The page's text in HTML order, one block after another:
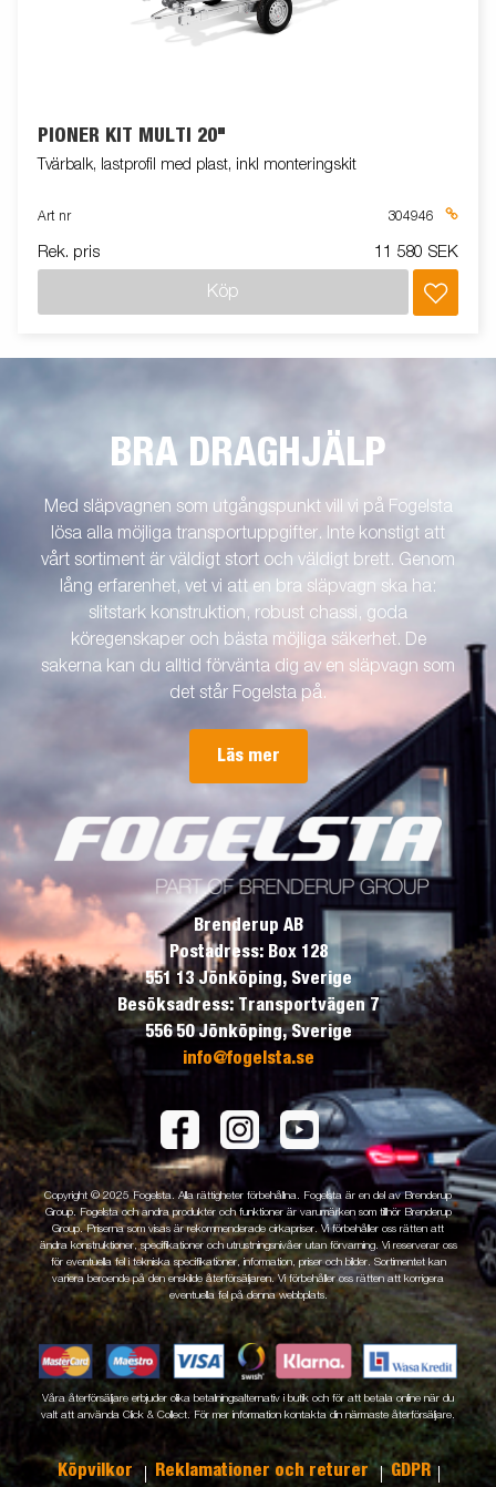
PIONER KIT MULTI 20"
Tvärbalk, lastprofil med plast, inkl monteringskit
Art nr 304946
Rek. pris 11 580 SEK
Köp
BRA DRAGHJÄLP
Med släpvagnen som utgångspunkt vill vi på Fogelsta
lösa alla möjliga transportuppgifter. Inte konstigt att
vårt sortiment är väldigt stort och väldigt brett. Genom
lång erfarenhet, vet vi att en bra släpvagn ska ha:
slitstark konstruktion, robust chassi, goda
köregenskaper och bästa möjliga säkerhet. De
sakerna kan du alltid förvänta dig av en släpvagn som
det står Fogelsta på.
Läs mer
Brenderup AB
Postadress: Box 128
551 13 Jönköping, Sverige
Besöksadress: Transportvägen 7
556 50 Jönköping, Sverige
info@fogelsta.se
Copyright © 2025 Fogelsta. Alla rättigheter förbehållna. Fogelsta är en del av Brenderup
Group. Fogelsta och andra produkter och funktioner är varumärken som tillhör Brenderup
Group. Priserna som visas är rekommenderade cirkapriser. Vi förbehåller oss rätten att
ändra konstruktioner, specifikationer och utrustningsnivåer utan förvarning. Vi reserverar oss
för eventuella fel i tekniska specifikationer, information, priser och bilder. Sortimentet kan
variera beroende på den enskilde återförsäljaren. Vi förbehåller oss rätten att korrigera
eventuella fel på denna webbplats.
Våra återförsäljare erbjuder olika betalningsalternativ i butik och för att betala online när du
valt att använda Click & Collect. För mer information kontakta din närmaste återförsäljare.
Köpvilkor Reklamationer och returer GDPR